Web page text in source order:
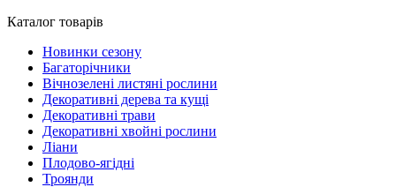
Каталог товарів
Новинки сезону
Багаторічники
Вічнозелені листяні рослини
Декоративні дерева та кущі
Декоративні трави
Декоративні хвойні рослини
Ліани
Плодово-ягідні
Троянди